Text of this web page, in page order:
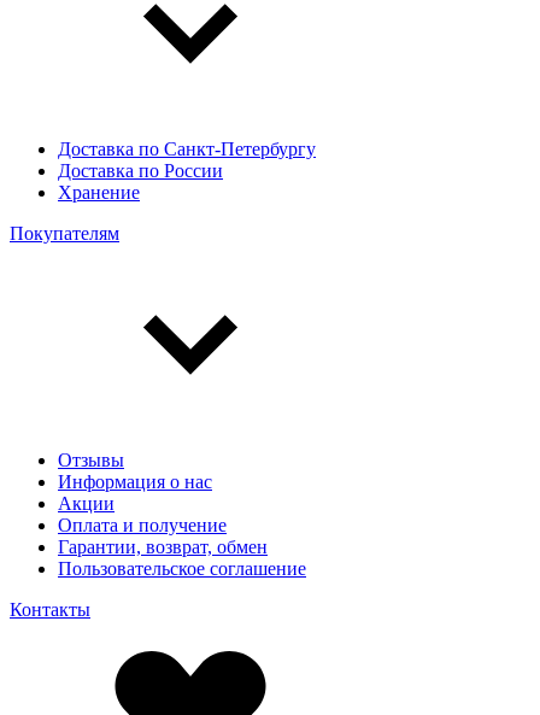
Доставка по Санкт-Петербургу
Доставка по России
Хранение
Покупателям
Отзывы
Информация о нас
Акции
Оплата и получение
Гарантии, возврат, обмен
Пользовательское соглашение
Контакты